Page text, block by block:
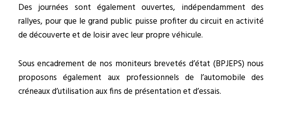
Des journées sont également ouvertes, indépendamment des
rallyes, pour que le grand public puisse profiter du circuit en activité
de découverte et de loisir avec leur propre véhicule.
Sous encadrement de nos moniteurs brevetés d’état (BPJEPS) nous
proposons également aux professionnels de l’automobile des
créneaux d’utilisation aux fins de présentation et d’essais.